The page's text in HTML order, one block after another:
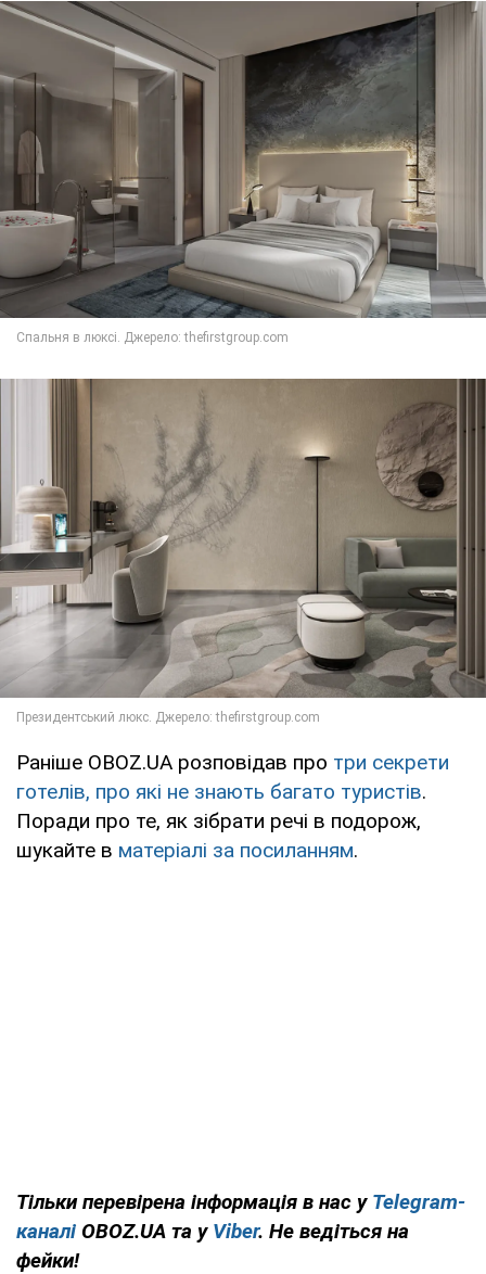
Раніше OBOZ.UA розповідав про три секрети
готелів, про які не знають багато туристів.
Поради про те, як зібрати речі в подорож,
шукайте в матеріалі за посиланням.
Тільки перевірена інформація в нас у Telegram-
каналі OBOZ.UA та у Viber. Не ведіться на
фейки!